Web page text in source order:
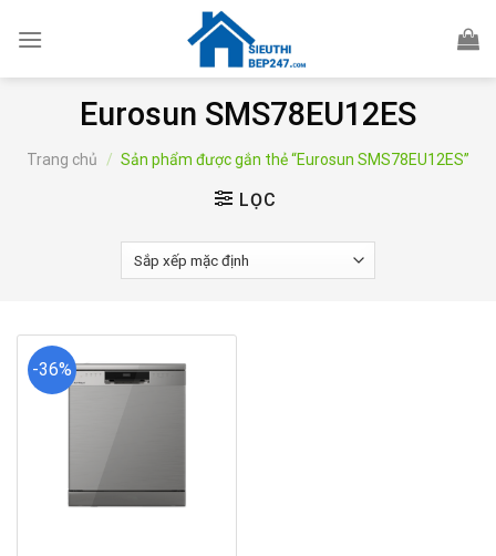
Eurosun SMS78EU12ES
Trang chủ / Sản phẩm được gắn thẻ “Eurosun SMS78EU12ES”
LỌC
-36%